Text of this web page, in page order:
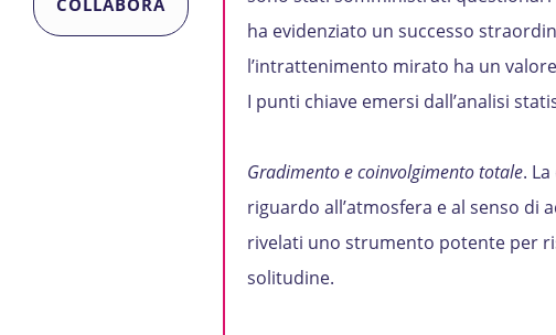
ha evidenziato un successo
l’intrattenimento mirato ha un
I punti chiave emersi dall’analisi
Gradimento e coinvolgimento totale.
riguardo all’atmosfera e al senso di
rivelati uno strumento potente per
solitudine.